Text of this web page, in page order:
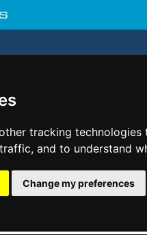
tracking
and to understand
Change my preferences